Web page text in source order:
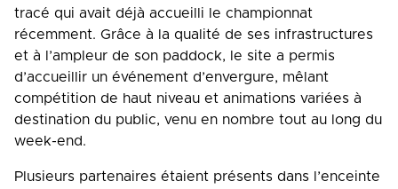
tracé qui avait déjà accueilli le championnat
récemment. Grâce à la qualité de ses infrastructures
et à l’ampleur de son paddock, le site a permis
d’accueillir un événement d’envergure, mêlant
compétition de haut niveau et animations variées à
destination du public, venu en nombre tout au long du
week-end.
Plusieurs partenaires étaient présents dans l’enceinte